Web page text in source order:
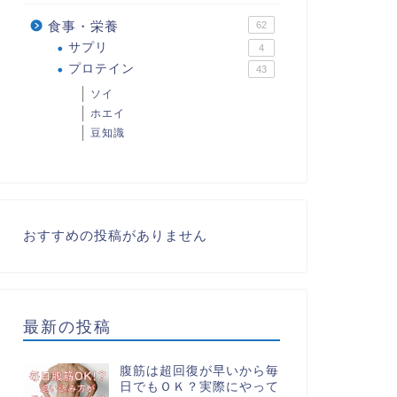
食事・栄養 62
サプリ 4
プロテイン 43
ソイ
ホエイ
豆知識
おすすめの投稿がありません
最新の投稿
腹筋は超回復が早いから毎
日でもＯＫ？実際にやって